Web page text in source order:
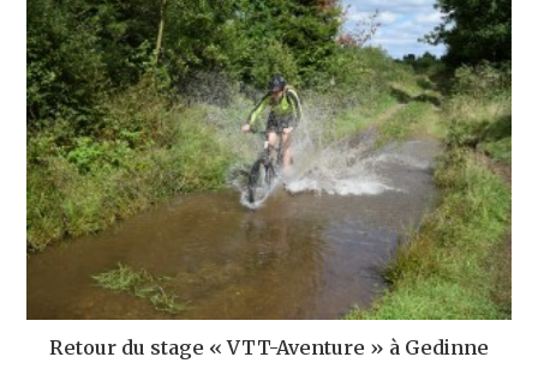
Retour du stage « VTT-Aventure » à Gedinne